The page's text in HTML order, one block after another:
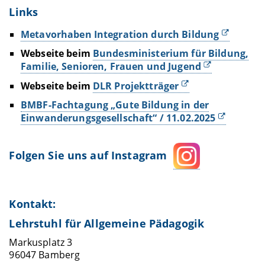
Links
Metavorhaben Integration durch Bildung
Webseite beim Bundesministerium für Bildung,
Familie, Senioren, Frauen und Jugend
Webseite beim DLR Projektträger
BMBF-Fachtagung „Gute Bildung in der
Einwanderungsgesellschaft“ / 11.02.2025
Folgen Sie uns auf Instagram
Kontakt:
Lehrstuhl für Allgemeine Pädagogik
Markusplatz 3
96047 Bamberg